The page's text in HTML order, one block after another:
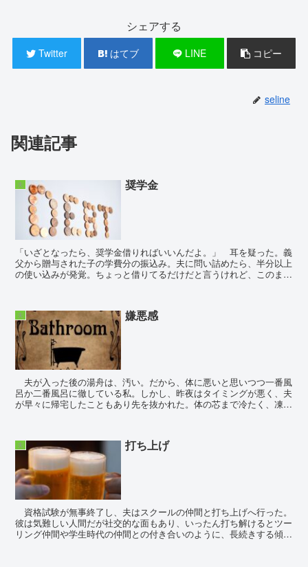
シェアする
Twitter はてブ LINE コピー
seline
関連記事
夫 奨学金
「いざとなったら、奨学金借りればいいんだよ。」 耳を疑った。義
父から贈与された子の学費分の振込み。夫に問い詰めたら、半分以上
の使い込みが発覚。ちょっと借りてるだけだと言うけれど、このまま
夫 嫌悪感
夫が入った後の湯舟は、汚い。だから、体に悪いと思いつつ一番風
呂か二番風呂に徹している私。しかし、昨夜はタイミングが悪く、夫
が早々に帰宅したこともあり先を抜かれた。体の芯まで冷たく、凍え
夫 打ち上げ
資格試験が無事終了し、夫はスクールの仲間と打ち上げへ行った。
彼は気難しい人間だが社交的な面もあり、いったん打ち解けるとツー
リング仲間や学生時代の仲間との付き合いのように、長続きする傾向